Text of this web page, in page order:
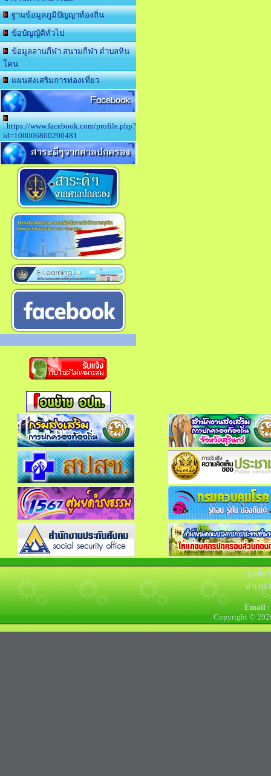
ฐานข้อมูลภูมิปัญญาท้องถิ่น
ข้อบัญญัติทั่วไป
ข้อมูลลานกีฬา สนามกีฬา ตำบลหิน
โคน
แผนส่งเสริมการท่องเที่ยว
Facebook
https://www.facebook.com/profile.php?
id=100006800290481
สาระดีๆจากศาลปกครอง
องค์ก
อำเภ
Email
Copyright ©